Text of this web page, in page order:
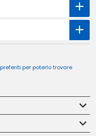
per poterlo trovare